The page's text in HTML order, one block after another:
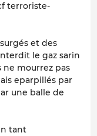
terroriste-
et des
le gaz sarin
ne mourrez pas
eparpillés par
une balle de
tant